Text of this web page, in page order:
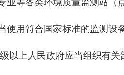
使用符合国家标准的监测设
以上人民政府应当组织有